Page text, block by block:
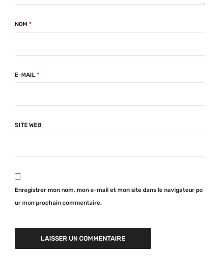
NOM *
E-MAIL *
SITE WEB
Enregistrer mon nom, mon e-mail et mon site dans le navigateur po
ur mon prochain commentaire.